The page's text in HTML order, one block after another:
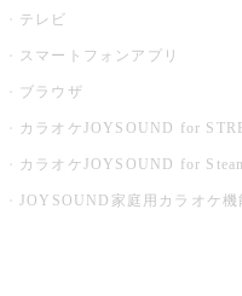
テレビ
スマートフォンアプリ
ブラウザ
カラオケJOYSOUND for
カラオケJOYSOUND for
JOYSOUND家庭用カラオケ機